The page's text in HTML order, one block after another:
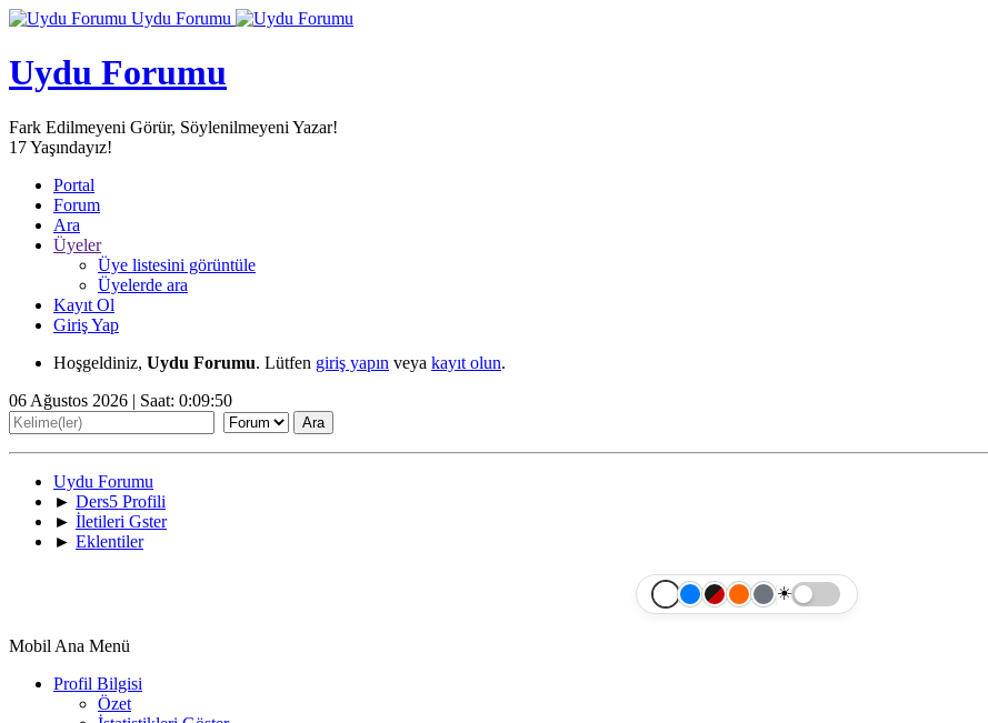
Uydu Forumu
Uydu Forumu
Fark Edilmeyeni Görür, Söylenilmeyeni Yazar!
17Yaşındayız!
Portal
Forum
Ara
Üyeler
Üye listesini görüntüle
Üyelerde ara
Kayıt Ol
Giriş Yap
Hoşgeldiniz, Uydu Forumu. Lütfen giriş yapın veya kayıt olun.
06 Ağustos 2026 | Saat: 0:09:50
Uydu Forumu
► Ders5 Profili
► İletileri Gster
► Eklentiler
☀️
Mobil Ana Menü
Profil Bilgisi
Özet